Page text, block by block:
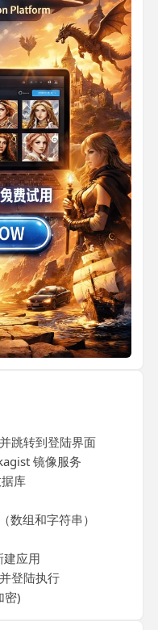
跳转到登陆界面
镜像服务
库
数组和字符串）
应用
登陆执行
密)